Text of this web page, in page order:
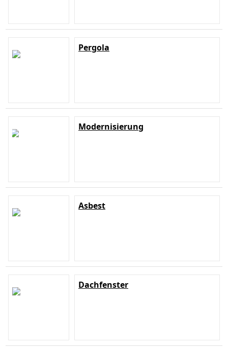
Pergola
Modernisierung
Asbest
Dachfenster